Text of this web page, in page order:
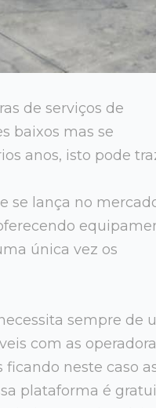
de serviços de
baixos mas se
anos, isto pode
se lança no
única vez os
sempre de
com as
neste caso
plataforma é